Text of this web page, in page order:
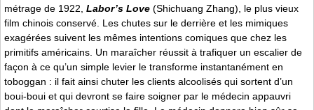
métrage de 1922, Labor’s Love (Shichuang Zhang), le plus vieux
film chinois conservé. Les chutes sur le derrière et les mimiques
exagérées suivent les mêmes intentions comiques que chez les
primitifs américains. Un maraîcher réussit à trafiquer un escalier de
façon à ce qu’un simple levier le transforme instantanément en
toboggan : il fait ainsi chuter les clients alcoolisés qui sortent d’un
boui-boui et qui devront se faire soigner par le médecin appauvri